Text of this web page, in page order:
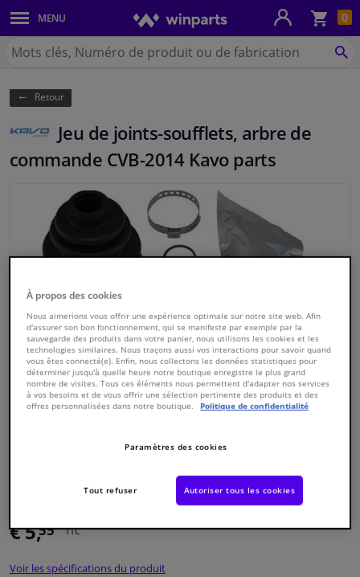
0
MENU
Carrosserie & tôles
Feux & ampoules
Freinage
Système d'échappement
Châssis & transmission
Refroidissement & chauffage
Filtres & liquides
Bagages & transport
Fenêtres & accessoires
Atelier & outils
Chercher
Winparts.be
Retour
Jeu de joints-soufflets, arbre de
commande CVB-2014 Kavo parts
0388864
Numéro de fabrication:CVB-2014
€ 5,55 TTC
Voir les spécifications du produit
À propos des cookies
Nous aimerions vous offrir une expérience optimale sur notre site web. Afin
d'assurer son bon fonctionnement, qui se manifeste par exemple par la
sauvegarde des produits dans votre panier, nous utilisons les cookies et les
technologies similaires. Nous traçons aussi vos interactions pour savoir quand
vous êtes connecté(e). Enfin, nous collectons les données statistiques pour
déterminer jusqu'à quelle heure notre boutique enregistre le plus grand
nombre de visites. Tous ces éléments nous permettent d'adapter nos services
à vos besoins et de vous offrir une sélection pertinente des produits et des
offres personnalisées dans notre boutique.
Politique de confidentialité
Paramètres des cookies
Tout refuser Autoriser tous les cookies